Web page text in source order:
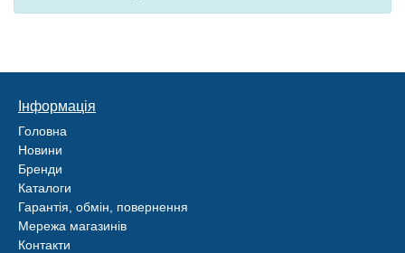
Інформація
Головна
Новини
Бренди
Каталоги
Гарантія, обмін, повернення
Мережа магазинів
Контакти